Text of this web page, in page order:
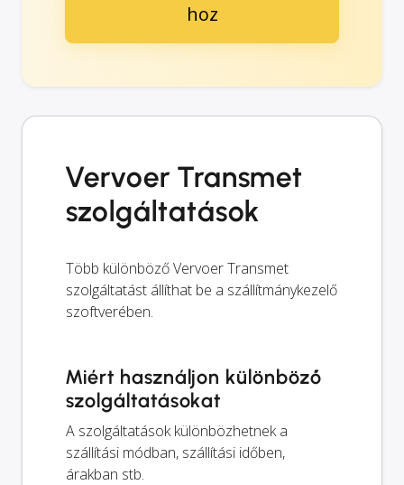
hoz
Vervoer Transmet
szolgáltatások
Több különböző Vervoer Transmet
szolgáltatást állíthat be a szállítmánykezelő
szoftverében.
Miért használjon különböző
szolgáltatásokat
A szolgáltatások különbözhetnek a
szállítási módban, szállítási időben,
árakban stb.